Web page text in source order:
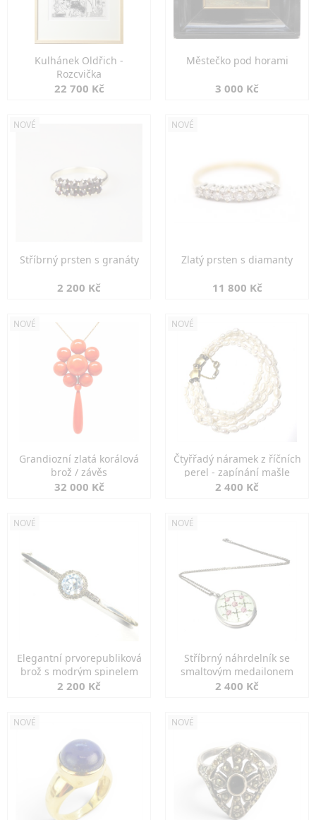
Kulhánek Oldřich -
Rozcvička
22 700 Kč
Městečko pod horami
3 000 Kč
NOVÉ
Stříbrný prsten s granáty
2 200 Kč
NOVÉ
Zlatý prsten s diamanty
11 800 Kč
NOVÉ
Grandiozní zlatá korálová
brož / závěs
32 000 Kč
NOVÉ
Čtyřřadý náramek z říčních
perel - zapínání mašle
2 400 Kč
NOVÉ
Elegantní prvorepubliková
brož s modrým spinelem
2 200 Kč
NOVÉ
Stříbrný náhrdelník se
smaltovým medailonem
2 400 Kč
NOVÉ NOVÉ